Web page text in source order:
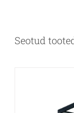
Seotud